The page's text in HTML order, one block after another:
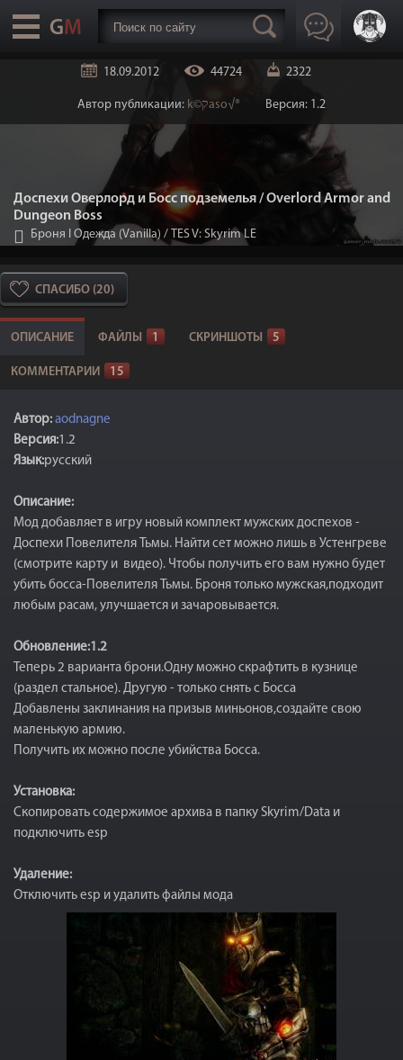
18.09.2012 44724 2322
Автор публикации: k©קaso√® Версия: 1.2
Доспехи Оверлорд и Босс подземелья / Overlord Armor and
Dungeon Boss
Броня I Одежда (Vanilla) / TES V: Skyrim LE
СПАСИБО (20)
ОПИСАНИЕ ФАЙЛЫ 1 СКРИНШОТЫ 5
КОММЕНТАРИИ 15
Автор: aodnagne
Версия:1.2
Язык:русский
Описание:
Мод добавляет в игру новый комплект мужских доспехов -
Доспехи Повелителя Тьмы. Найти сет можно лишь в Устенгреве
(смотрите карту и видео). Чтобы получить его вам нужно будет
убить босса-Повелителя Тьмы. Броня только мужская,подходит
любым расам, улучшается и зачаровывается.
Обновление:1.2
Теперь 2 варианта брони.Одну можно скрафтить в кузнице
(раздел стальное). Другую - только снять с Босса
Добавлены заклинания на призыв миньонов,создайте свою
маленькую армию.
Получить их можно после убийства Босса.
Установка:
Скопировать содержимое архива в папку Skyrim/Data и
подключить esp
Удаление:
Отключить esp и удалить файлы мода